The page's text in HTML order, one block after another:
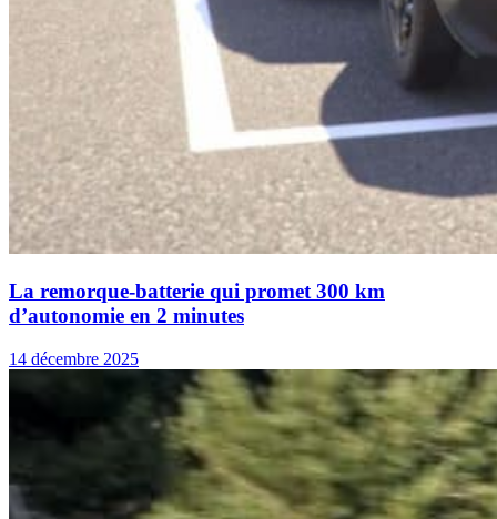
La remorque-batterie qui promet 300 km
d’autonomie en 2 minutes
14 décembre 2025